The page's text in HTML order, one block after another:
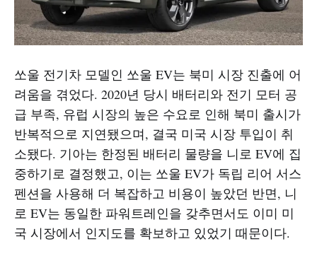
쏘울 전기차 모델인 쏘울 EV는 북미 시장 진출에 어
려움을 겪었다. 2020년 당시 배터리와 전기 모터 공
급 부족, 유럽 시장의 높은 수요로 인해 북미 출시가
반복적으로 지연됐으며, 결국 미국 시장 투입이 취
소됐다. 기아는 한정된 배터리 물량을 니로 EV에 집
중하기로 결정했고, 이는 쏘울 EV가 독립 리어 서스
펜션을 사용해 더 복잡하고 비용이 높았던 반면, 니
로 EV는 동일한 파워트레인을 갖추면서도 이미 미
국 시장에서 인지도를 확보하고 있었기 때문이다.​